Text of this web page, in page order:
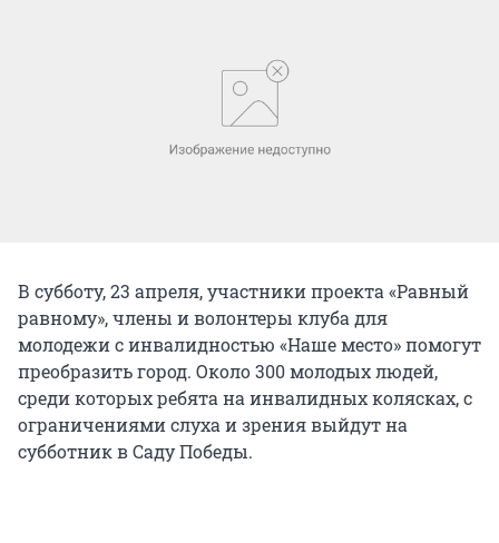
В субботу, 23 апреля, участники проекта «Равный
равному», члены и волонтеры клуба для
молодежи с инвалидностью «Наше место» помогут
преобразить город. Около 300 молодых людей,
среди которых ребята на инвалидных колясках, с
ограничениями слуха и зрения выйдут на
субботник в Саду Победы.